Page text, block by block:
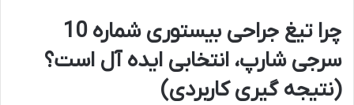
چرا تیغ جراحی بیستوری شماره 10
سرجی شارپ، انتخابی ایده آل است؟
(نتیجه گیری کاربردی)